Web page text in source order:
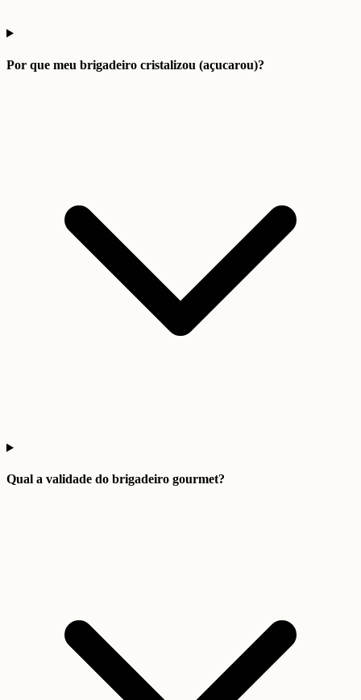
Por que meu brigadeiro cristalizou (açucarou)?
Qual a validade do brigadeiro gourmet?